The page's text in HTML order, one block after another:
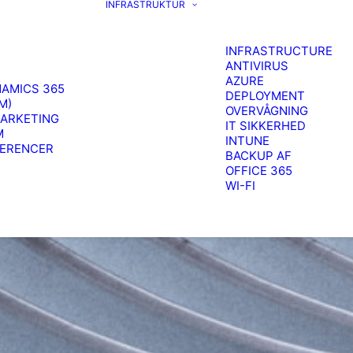
365
INFRASTRUKTUR
INFRASTRUCTURE
ANTIVIRUS
AZURE
DEPLOYMENT
OVERVÅGNING
IT SIKKERHED
INTUNE
BACKUP AF
OFFICE 365
WI-FI